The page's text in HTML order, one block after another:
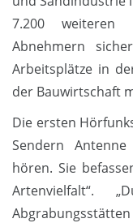
7.200 weiteren
Abnehmern
Arbeitsplätze in
der Bauwirtschaft
Die ersten
Sendern
hören. Sie
Artenvielfalt“.